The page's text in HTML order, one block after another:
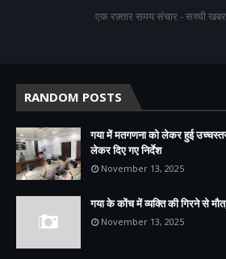
एक रफ़्तार समय संचार - सच्ची
RANDOM POSTS
गया में मतगणना को लेकर हुई
लेकर दिए गए निर्देश
November 13, 2025
गया के कोंच में व्यक्ति की गिरने से
November 13, 2025